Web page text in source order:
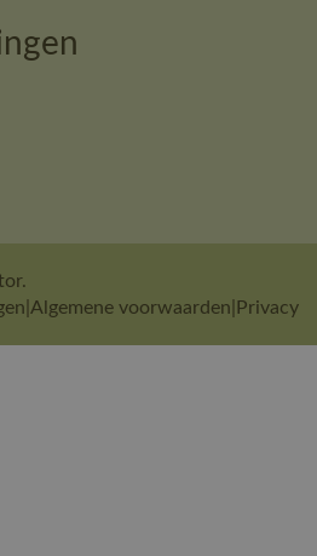
Algemene voorwaarden Privacy